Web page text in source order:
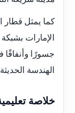
كما يمثل قطار
الإمارات
جسورًا وأنفاقًا
الهندسة
خلاصة